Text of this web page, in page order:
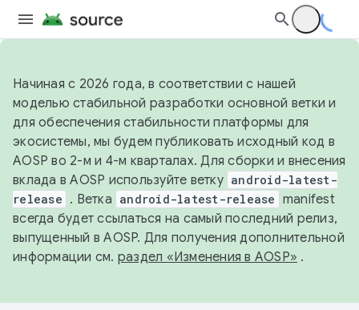
Начиная с 2026 года, в соответствии с нашей
моделью стабильной разработки основной ветки и
для обеспечения стабильности платформы для
экосистемы, мы будем публиковать исходный код в
AOSP во 2-м и 4-м кварталах. Для сборки и внесения
вклада в AOSP используйте ветку android-latest-
release . Ветка android-latest-release manifest
всегда будет ссылаться на самый последний релиз,
выпущенный в AOSP. Для получения дополнительной
информации см. раздел «Изменения в AOSP» .